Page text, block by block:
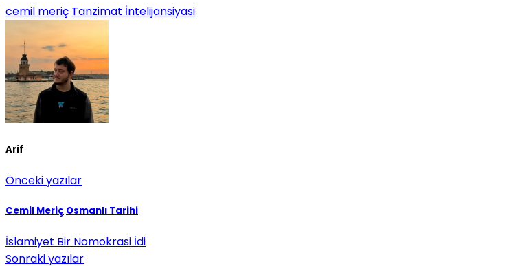
cemil meriç Tanzimat İntelijansiyasi
Arif
Önceki yazılar
Cemil Meriç Osmanlı Tarihi
İslamiyet Bir Nomokrasi İdi
Sonraki yazılar